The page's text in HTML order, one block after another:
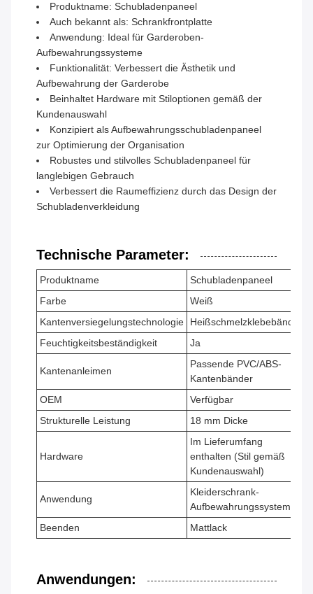
Produktname: Schubladenpaneel
Auch bekannt als: Schrankfrontplatte
Anwendung: Ideal für Garderoben-
Aufbewahrungssysteme
Funktionalität: Verbessert die Ästhetik und
Aufbewahrung der Garderobe
Beinhaltet Hardware mit Stiloptionen gemäß der
Kundenauswahl
Konzipiert als Aufbewahrungsschubladenpaneel
zur Optimierung der Organisation
Robustes und stilvolles Schubladenpaneel für
langlebigen Gebrauch
Verbessert die Raumeffizienz durch das Design der
Schubladenverkleidung
Technische Parameter:
Produktname
Schubladenpaneel
Farbe
Weiß
Kantenversiegelungstechnologie
Heißschmelzklebebänder
Feuchtigkeitsbeständigkeit
Ja
Kantenanleimen
Passende PVC/ABS-
Kantenbänder
OEM
Verfügbar
Strukturelle Leistung
18 mm Dicke
Hardware
Im Lieferumfang
enthalten (Stil gemäß
Kundenauswahl)
Anwendung
Kleiderschrank-
Aufbewahrungssysteme
Beenden
Mattlack
Anwendungen: